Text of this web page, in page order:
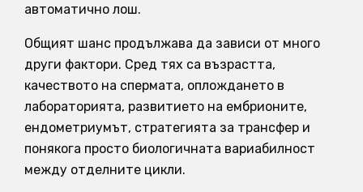
автоматично лош.
Общият шанс продължава да зависи от много
други фактори. Сред тях са възрастта,
качеството на спермата, оплождането в
лабораторията, развитието на ембрионите,
ендометриумът, стратегията за трансфер и
понякога просто биологичната вариабилност
между отделните цикли.